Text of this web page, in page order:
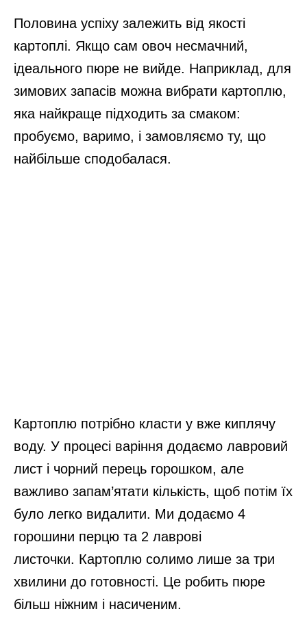
Половина успіху залежить від якості
картоплі. Якщо сам овоч несмачний,
ідеального пюре не вийде. Наприклад, для
зимових запасів можна вибрати картоплю,
яка найкраще підходить за смаком:
пробуємо, варимо, і замовляємо ту, що
найбільше сподобалася.
Картоплю потрібно класти у вже киплячу
воду. У процесі варіння додаємо лавровий
лист і чорний перець горошком, але
важливо запам’ятати кількість, щоб потім їх
було легко видалити. Ми додаємо 4
горошини перцю та 2 лаврові
листочки. Картоплю солимо лише за три
хвилини до готовності. Це робить пюре
більш ніжним і насиченим.